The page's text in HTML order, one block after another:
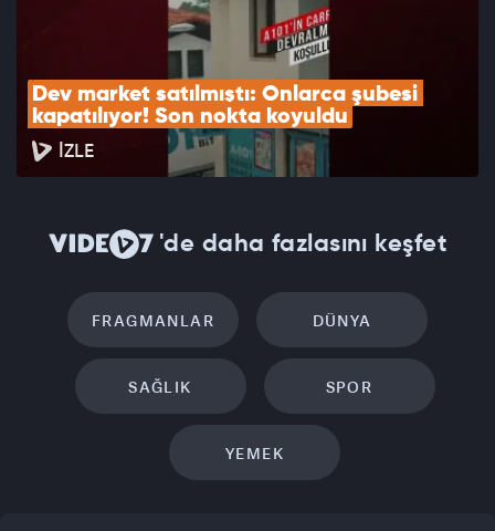
Dev market satılmıştı: Onlarca şubesi
kapatılıyor! Son nokta koyuldu
İZLE
'de daha fazlasını keşfet
FRAGMANLAR DÜNYA
SAĞLIK SPOR
YEMEK